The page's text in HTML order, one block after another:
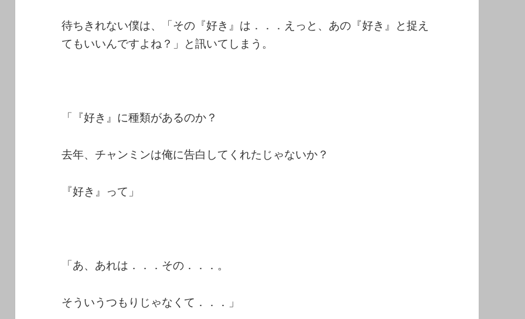
待ちきれない僕は、「その『好き』は．．．えっと、あの『好き』と捉え
てもいいんですよね？」と訊いてしまう。
「『好き』に種類があるのか？
去年、チャンミンは俺に告白してくれたじゃないか？
『好き』って」
「あ、あれは．．．その．．．。
そういうつもりじゃなくて．．．」